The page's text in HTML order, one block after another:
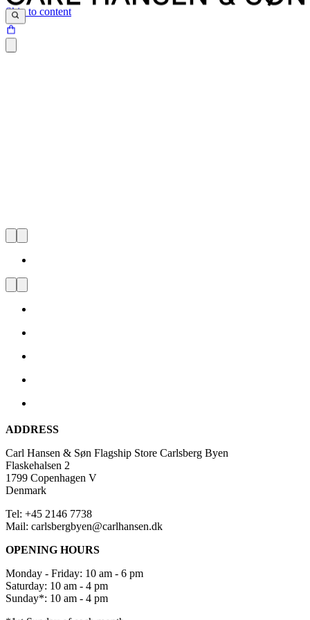
Skip to content
CARL HANSEN & SØN
CARLSBERG BYEN
ADDRESS
Carl Hansen & Søn Flagship Store Carlsberg Byen
Flaskehalsen 2
1799 Copenhagen V
Denmark
Tel: +45 2146 7738
Mail: carlsbergbyen@carlhansen.dk
OPENING HOURS
Monday - Friday: 10 am - 6 pm
Saturday: 10 am - 4 pm
Sunday*: 10 am - 4 pm